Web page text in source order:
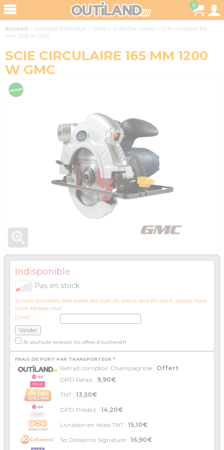
0
Accueil > Outillage Electrique > Scies > Scies Circulaires > Scie circulaire 165
mm 1200 W GMC
SCIE CIRCULAIRE 165 MM 1200
W GMC
Indisponible
Pas en stock
Si vous souhaitez être averti dès que cet article sera en stock, laissez nous
votre adresse mail.
Email :
Je souhaite recevoir les offres d'outiland.fr
FRAIS DE PORT PAR TRANSPORTEUR *
Retrait comptoir Champagnole : Offert
DPD Relais : 9,90€
TNT : 13,50€
DPD Predict : 14,20€
Livraison en relais TNT : 15,10€
So Colissimo Signature : 16,90€